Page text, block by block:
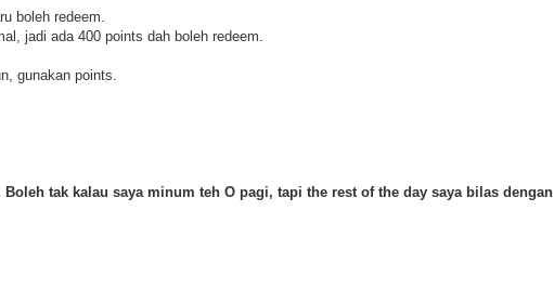
boleh redeem.
jadi ada 400 points dah boleh redeem.
gunakan points.
tak kalau saya minum teh O pagi, tapi the rest of the day saya bilas dengan